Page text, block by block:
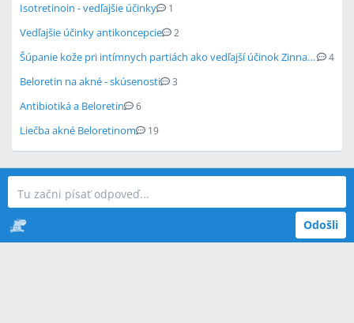
Isotretinoin - vedľajšie účinky 1
Vedľajšie účinky antikoncepcie 2
Šúpanie kože pri intímnych partiách ako vedľajší účinok Zinnatu a Sumamedu 4
Beloretin na akné - skúsenosti 3
Antibiotiká a Beloretin 6
Liečba akné Beloretinom 19
Odošli